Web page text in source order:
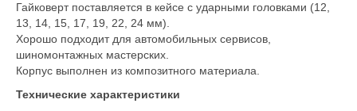
Гайковерт поставляется в кейсе с ударными головками (12,
13, 14, 15, 17, 19, 22, 24 мм).
Хорошо подходит для автомобильных сервисов,
шиномонтажных мастерских.
Корпус выполнен из композитного материала.
Технические характеристики